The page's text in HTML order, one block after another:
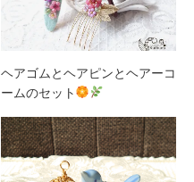
ヘアゴムとヘアピンとヘアーコ
ームのセット